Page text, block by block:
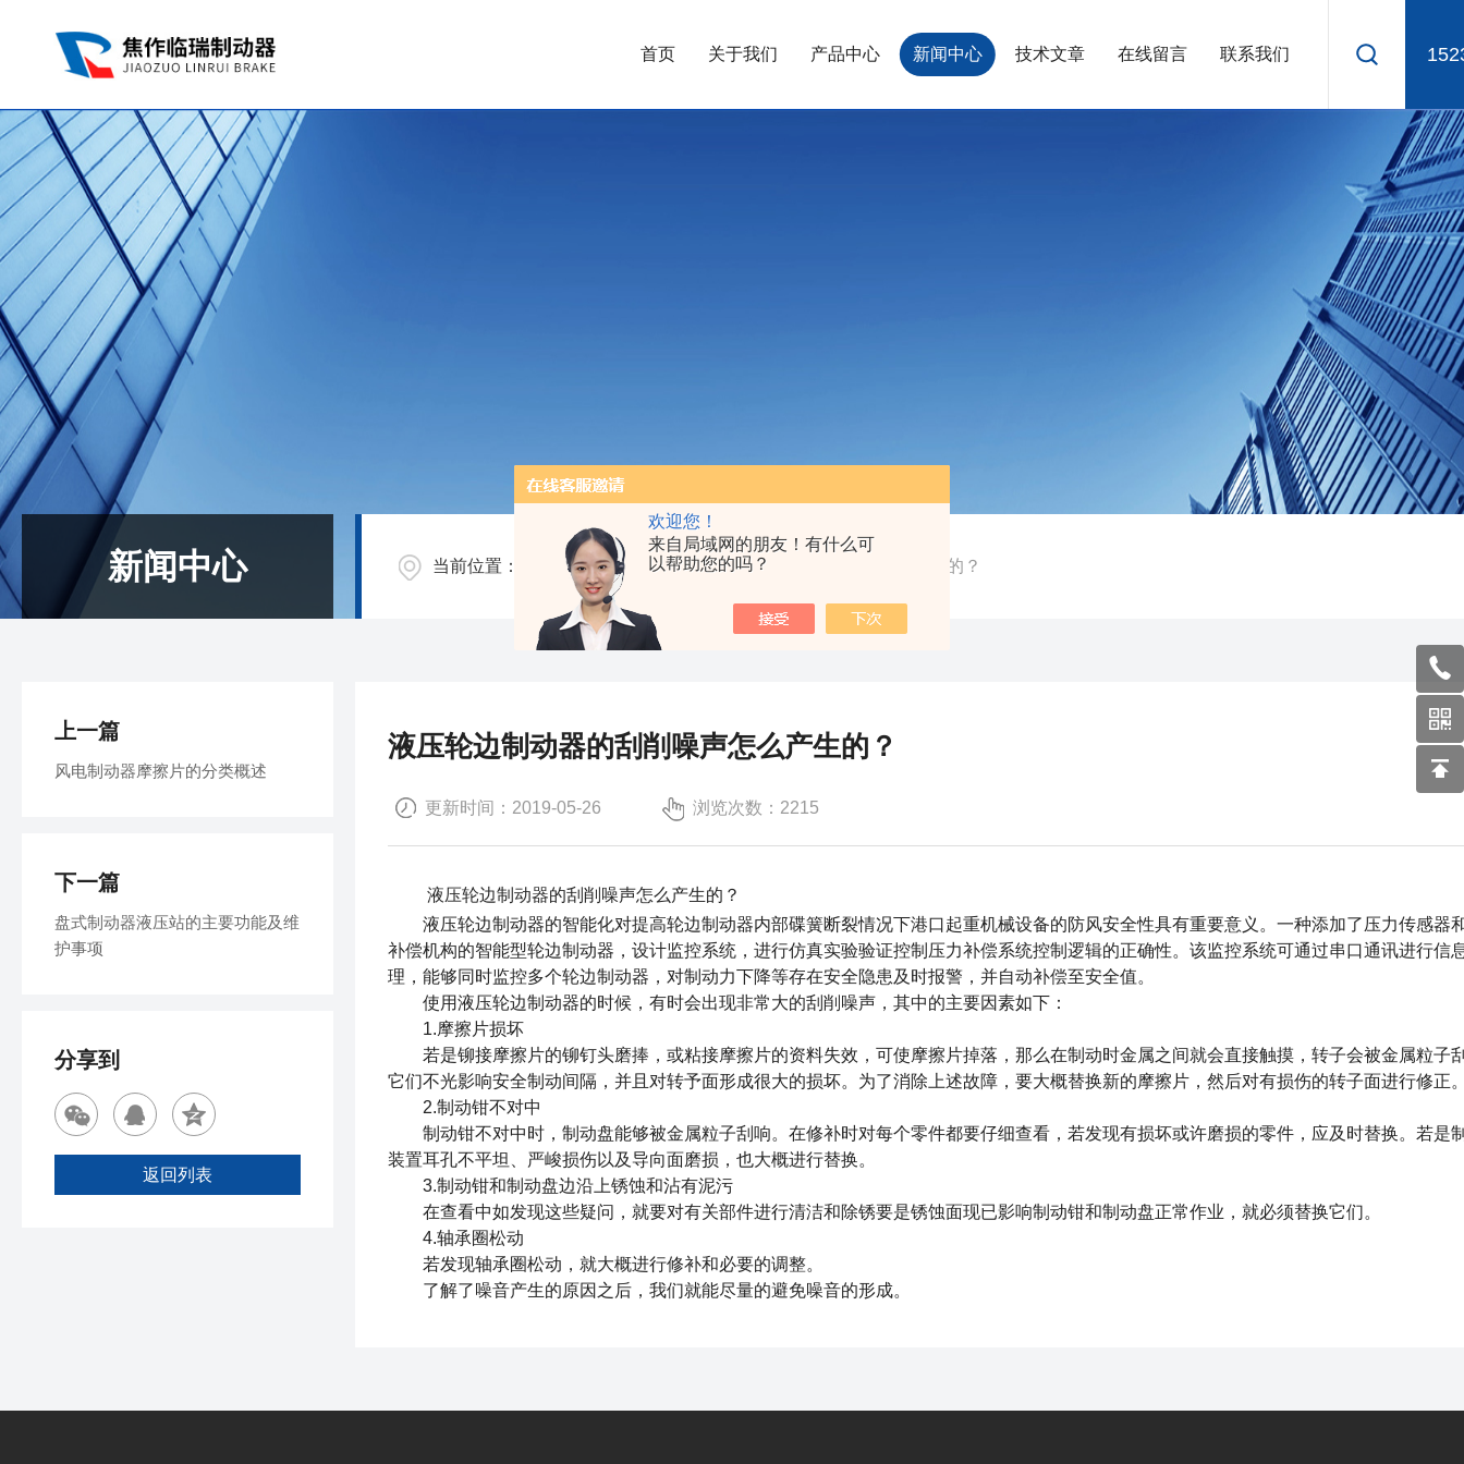
欢迎您！
来自局域网的朋友！有什么可
以帮助您的吗？
首页 关于我们 产品中心 新闻中心 技术文章 在线留言 联系我们
新闻中心 当前位置： /新闻中心 / 液压轮边制动器的刮削噪声怎么产生的？
液压轮边制动器的刮削噪声怎么产生的？
更新时间：2019-05-26 浏览次数：2215
液压轮边制动器的刮削噪声怎么产生的？
液压轮边制动器的智能化对提高轮边制动器内部碟簧断裂情况下港口起重机械设备的防风安全性具有重要意义。一种添加了压力传感器
补偿机构的智能型轮边制动器，设计监控系统，进行仿真实验验证控制压力补偿系统控制逻辑的正确性。该监控系统可通过串口通讯进行信
理，能够同时监控多个轮边制动器，对制动力下降等存在安全隐患及时报警，并自动补偿至安全值。
使用液压轮边制动器的时候，有时会出现非常大的刮削噪声，其中的主要因素如下：
1.摩擦片损坏
若是铆接摩擦片的铆钉头磨捧，或粘接摩擦片的资料失效，可使摩擦片掉落，那么在制动时金属之间就会直接触摸，转子会被金属粒子
它们不光影响安全制动间隔，并且对转予面形成很大的损坏。为了消除上述故障，要大概替换新的摩擦片，然后对有损伤的转子面进行修正
2.制动钳不对中
制动钳不对中时，制动盘能够被金属粒子刮响。在修补时对每个零件都要仔细查看，若发现有损坏或许磨损的零件，应及时替换。若是
装置耳孔不平坦、严峻损伤以及导向面磨损，也大概进行替换。
3.制动钳和制动盘边沿上锈蚀和沾有泥污
在查看中如发现这些疑问，就要对有关部件进行清洁和除锈要是锈蚀面现已影响制动钳和制动盘正常作业，就必须替换它们。
4.轴承圈松动
若发现轴承圈松动，就大概进行修补和必要的调整。
了解了噪音产生的原因之后，我们就能尽量的避免噪音的形成。
上一篇
风电制动器摩擦片的分类概述
下一篇
盘式制动器液压站的主要功能及维
护事项
分享到
返回列表